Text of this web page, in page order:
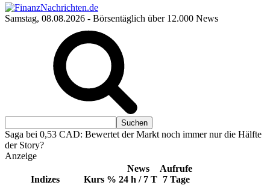
Samstag, 08.08.2026 - Börsentäglich über 12.000 News
Saga bei 0,53 CAD: Bewertet der Markt noch immer nur die Hälfte
der Story?
Anzeige
Indizes Kurs %
News
24 h / 7 T
Aufrufe
7 Tage